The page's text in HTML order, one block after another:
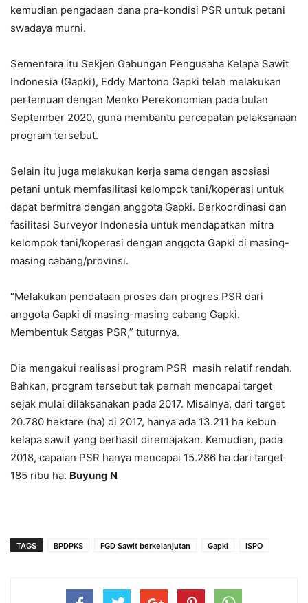
kemudian pengadaan dana pra-kondisi PSR untuk petani
swadaya murni.
Sementara itu Sekjen Gabungan Pengusaha Kelapa Sawit
Indonesia (Gapki), Eddy Martono Gapki telah melakukan
pertemuan dengan Menko Perekonomian pada bulan
September 2020, guna membantu percepatan pelaksanaan
program tersebut.
Selain itu juga melakukan kerja sama dengan asosiasi
petani untuk memfasilitasi kelompok tani/koperasi untuk
dapat bermitra dengan anggota Gapki. Berkoordinasi dan
fasilitasi Surveyor Indonesia untuk mendapatkan mitra
kelompok tani/koperasi dengan anggota Gapki di masing-
masing cabang/provinsi.
“Melakukan pendataan proses dan progres PSR dari
anggota Gapki di masing-masing cabang Gapki.
Membentuk Satgas PSR,” tuturnya.
Dia mengakui realisasi program PSR masih relatif rendah.
Bahkan, program tersebut tak pernah mencapai target
sejak mulai dilaksanakan pada 2017. Misalnya, dari target
20.780 hektare (ha) di 2017, hanya ada 13.211 ha kebun
kelapa sawit yang berhasil diremajakan. Kemudian, pada
2018, capaian PSR hanya mencapai 15.286 ha dari target
185 ribu ha. Buyung N
TAGS BPDPKS FGD Sawit berkelanjutan Gapki ISPO